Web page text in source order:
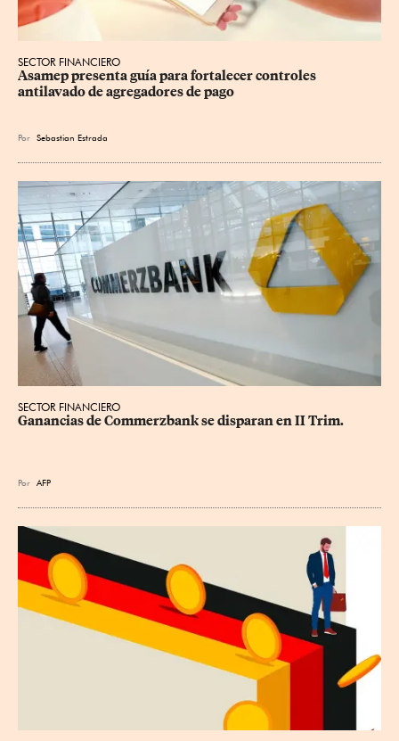
SECTOR FINANCIERO
Asamep presenta guía para fortalecer controles
antilavado de agregadores de pago
Por Sebastian Estrada
SECTOR FINANCIERO
Ganancias de Commerzbank se disparan en II Trim.
Por AFP